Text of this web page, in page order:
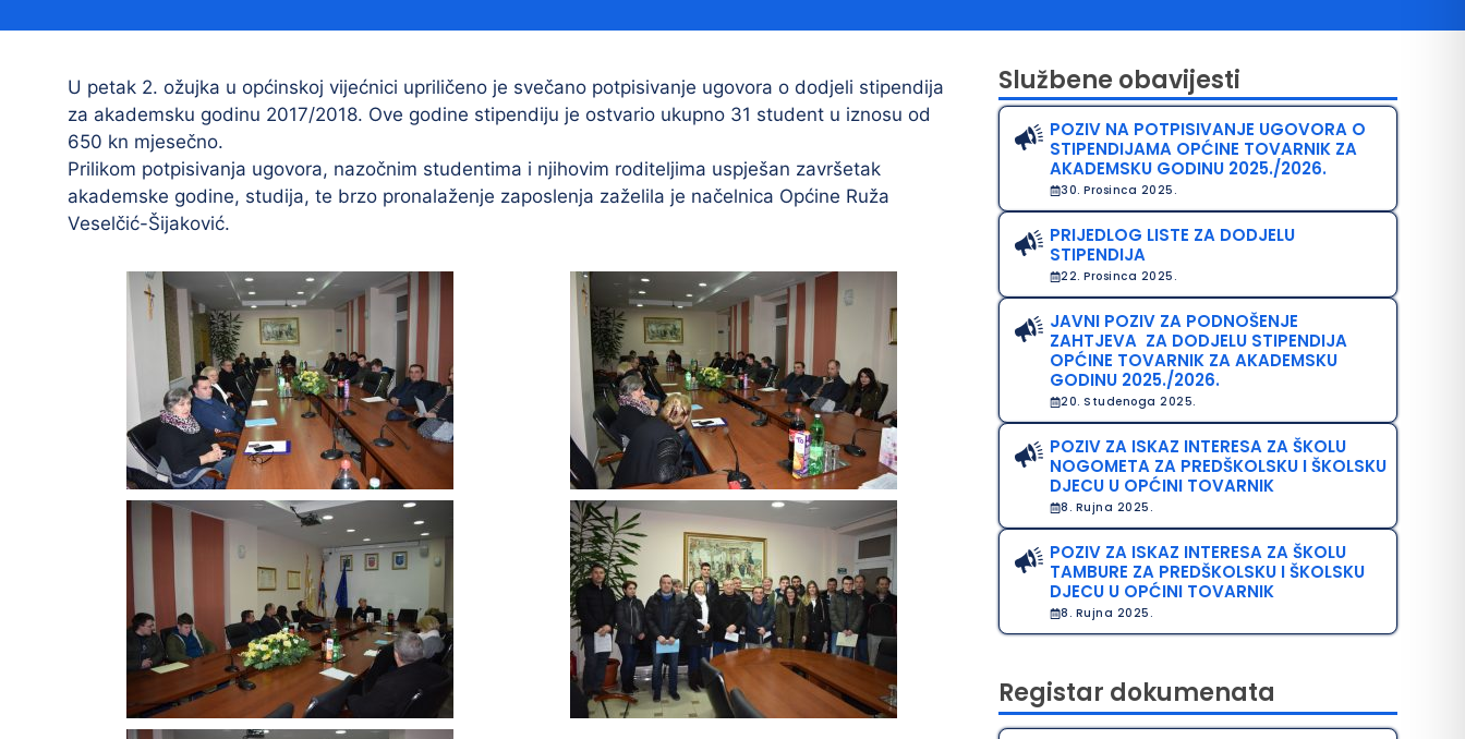
Sponzorstva i donacije
Procedure
Službeni vjesnik
I. izmjene i dopune prostornog plana
uređenja Općine Tovarnik
II. izmjene i dopune prostornog plana
uređenja Općine Tovarnik
III. izmjene i dopune prostornog plana
uređenja Općine Tovarnik
Vatrogastvo
Pravo na pristup informacijama
Izjava o pristupačnosti
Pravila privatnosti
U petak 2. ožujka u općinskoj vijećnici upriličeno je svečano potpisivanje ugovora o dodjeli stipendija
za akademsku godinu 2017/2018. Ove godine stipendiju je ostvario ukupno 31 student u iznosu od
650 kn mjesečno.
Prilikom potpisivanja ugovora, nazočnim studentima i njihovim roditeljima uspješan završetak
akademske godine, studija, te brzo pronalaženje zaposlenja zaželila je načelnica Općine Ruža
Veselčić-Šijaković.
Službene obavijesti
POZIV NA POTPISIVANJE UGOVORA O
STIPENDIJAMA OPĆINE TOVARNIK ZA
AKADEMSKU GODINU 2025./2026.
30. Prosinca 2025.
PRIJEDLOG LISTE ZA DODJELU
STIPENDIJA
22. Prosinca 2025.
JAVNI POZIV ZA PODNOŠENJE
ZAHTJEVA ZA DODJELU STIPENDIJA
OPĆINE TOVARNIK ZA AKADEMSKU
GODINU 2025./2026.
20. Studenoga 2025.
POZIV ZA ISKAZ INTERESA ZA ŠKOLU
NOGOMETA ZA PREDŠKOLSKU I ŠKOLSKU
DJECU U OPĆINI TOVARNIK
8. Rujna 2025.
POZIV ZA ISKAZ INTERESA ZA ŠKOLU
TAMBURE ZA PREDŠKOLSKU I ŠKOLSKU
DJECU U OPĆINI TOVARNIK
8. Rujna 2025.
Registar dokumenata